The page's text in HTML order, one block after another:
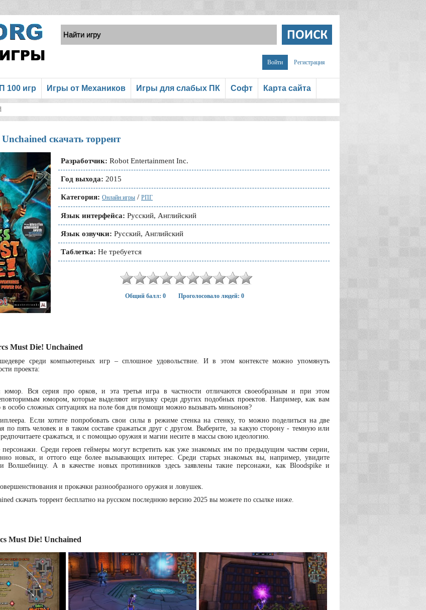
Войти Регистрация
100 игр Игры от Механиков Игры для слабых ПК Софт Карта сайта
скачать торрент
Разработчик: Robot Entertainment Inc.
Год выхода: 2015
Категория: Онлайн игры / РПГ
Язык интерфейса: Русский, Английский
Язык озвучки: Русский, Английский
Таблетка: Не требуется
Общий балл: 0 Проголосовало людей: 0
Must Die! Unchained
среди компьютерных игр – сплошное удовольствие. И в этом контексте можно упомянуть
проекта:
юмор. Вся серия про орков, и эта третья игра в частности отличаются своеобразным и при этом
юмором, которые выделяют игрушку среди других подобных проектов. Например, как вам
в особо сложных ситуациях на поле боя для помощи можно вызывать миньонов?
Если хотите попробовать свои силы в режиме стенка на стенку, то можно поделиться на две
по пять человек и в таком составе сражаться друг с другом. Выберите, за какую сторону - темную или
сражаться, и с помощью оружия и магии несите в массы свою идеологию.
персонажи. Среди героев геймеры могут встретить как уже знакомых им по предыдущим частям серии,
новых, и оттого еще более вызывающих интерес. Среди старых знакомых вы, например, увидите
Волшебницу. А в качестве новых противников здесь заявлены такие персонажи, как Bloodspike и
и прокачки разнообразного оружия и ловушек.
скачать торрент бесплатно на русском последнюю версию 2025 вы можете по ссылке ниже.
Must Die! Unchained